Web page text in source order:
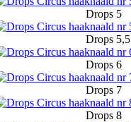
Drops 5
Drops 5,5
Drops 6
Drops 7
Drops 8